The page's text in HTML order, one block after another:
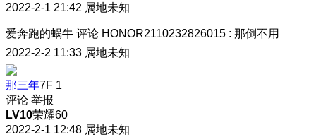
2022-2-1 21:42 属地未知
爱奔跑的蜗牛 评论 HONOR2110232826015 : 那倒不用
2022-2-2 11:33 属地未知
那三年7F 1
评论 举报
LV10荣耀60
2022-2-1 12:48 属地未知